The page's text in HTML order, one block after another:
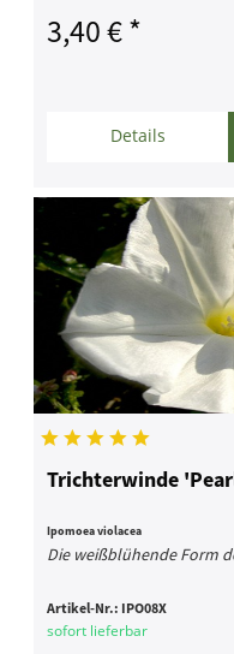
3,40 € *
Details
Trichterwinde
Ipomoea violacea
Die weißblühende Form
Artikel-Nr.: IPO08X
sofort lieferbar